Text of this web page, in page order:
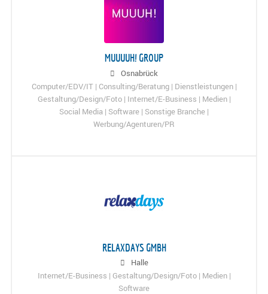
MUUUUH! GROUP
Osnabrück
Computer/EDV/IT | Consulting/Beratung | Dienstleistungen |
Gestaltung/Design/Foto | Internet/E-Business | Medien |
Social Media | Software | Sonstige Branche |
Werbung/Agenturen/PR
RELAXDAYS GMBH
Halle
Internet/E-Business | Gestaltung/Design/Foto | Medien |
Software